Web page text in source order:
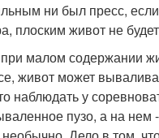
ни был пресс,
плоским живот не
малом содержании
живот может
наблюдать у
пузо, а на нем -